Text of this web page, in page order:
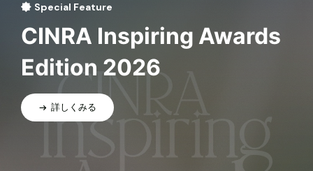
Special Feature
CINRA Inspiring Awards
Edition 2026
詳しくみる